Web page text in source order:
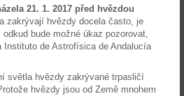
21. 1. 2017 před hvězdou
zakrývají hvězdy docela často, je
bude možné úkaz pozorovat,
de Astrofísica de Andalucía
světla hvězdy zakrývané trpasličí
hvězdy jsou od Země mnohem